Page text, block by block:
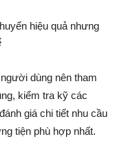
hiệu quả nhưng
dùng nên tham
kiểm tra kỹ các
giá chi tiết nhu cầu
tiện phù hợp nhất.